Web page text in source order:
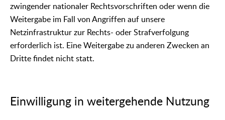
zwingender nationaler Rechtsvorschriften oder wenn die
Weitergabe im Fall von Angriffen auf unsere
Netzinfrastruktur zur Rechts- oder Strafverfolgung
erforderlich ist. Eine Weitergabe zu anderen Zwecken an
Dritte findet nicht statt.
Einwilligung in weitergehende Nutzung